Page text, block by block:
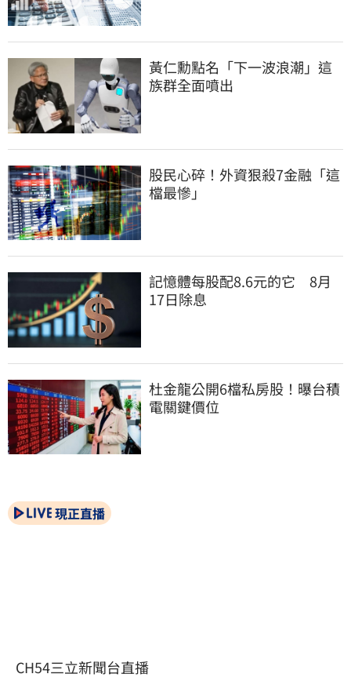
黃仁勳點名「下一波浪潮」這
族群全面噴出
股民心碎！外資狠殺7金融「這
檔最慘」
記憶體每股配8.6元的它　8月
17日除息
杜金龍公開6檔私房股！曝台積
電關鍵價位
現正直播
CH54三立新聞台直播